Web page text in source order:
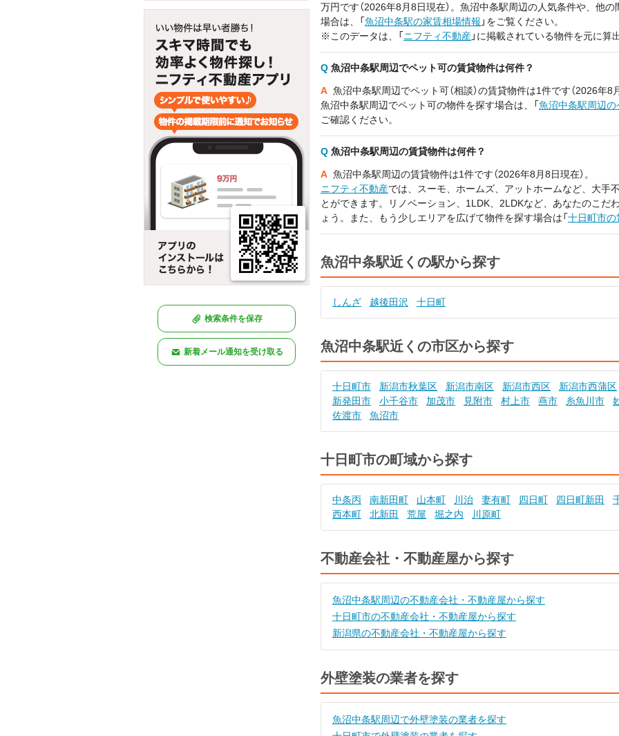
検索条件を保存
新着メール通知を受け取る
万円です（2026年8月8日現在）。魚沼中条駅周辺の人気条件や、他
場合は、「魚沼中条駅の家賃相場情報 」をご覧ください。
※このデータは、「ニフティ不動産」に掲載されている物件を元に算
Q 魚沼中条駅周辺でペット可の賃貸物件は何件？
A 魚沼中条駅周辺でペット可（相談）の賃貸物件は1件です（2026年8
魚沼中条駅周辺でペット可の物件を探す場合は、「魚沼中条駅周辺の
ご確認ください。
Q 魚沼中条駅周辺の賃貸物件は何件？
A 魚沼中条駅周辺の賃貸物件は1件です（2026年8月8日現在）。
ニフティ不動産では、スーモ、ホームズ、アットホームなど、大手
とができます。リノベーション、1LDK、2LDKなど、あなたのこだ
ょう。また、もう少しエリアを広げて物件を探す場合は「十日町市の
魚沼中条駅近くの駅から探す
しんざ 越後田沢 十日町
魚沼中条駅近くの市区から探す
十日町市 新潟市秋葉区 新潟市南区 新潟市西区
新潟市西蒲区
新発田市
小千谷市 加茂市 見附市 村上市 燕市 糸魚川市
佐渡市
魚沼市
十日町市の町域から探す
中条丙 南新田町 山本町 川治 妻有町 四日町 四日町新田
西本町
北新田 荒屋 堀之内 川原町
不動産会社・不動産屋から探す
魚沼中条駅周辺の不動産会社・不動産屋から探す
十日町市の不動産会社・不動産屋から探す
新潟県の不動産会社・不動産屋から探す
外壁塗装の業者を探す
魚沼中条駅周辺で外壁塗装の業者を探す